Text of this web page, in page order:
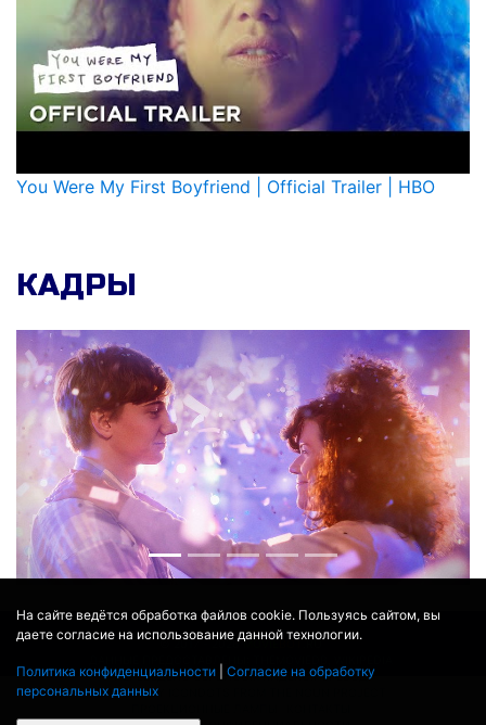
На сайте ведётся обработка файлов cookie. Пользуясь сайтом, вы
даете согласие на использование данной технологии.
Политика конфиденциальности
Согласие на обработку
персональных данных
You Were My First Boyfriend | Official Trailer | HBO
КАДРЫ
© 2017 - 2026 MOVIE
ДАННЫЕ ПРЕДОСТАВЛЕНЫ:
ПЕРЕВЕДЕНО СЕРВИСОМЯНДЕКС.ПЕРЕВОД
THEATER BY ICONDOTS FROM THE NOUN PROJECT